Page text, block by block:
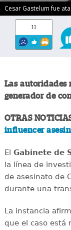
Cesar Gastelum fue
11
Las autoridades
generador de
OTRAS
influencer
El Gabinete de
la línea de
de asesinato de
durante una
La instancia
que el caso está